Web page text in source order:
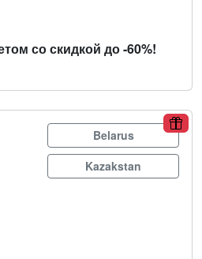
со скидкой до -60%!
Belarus
Kazakstan